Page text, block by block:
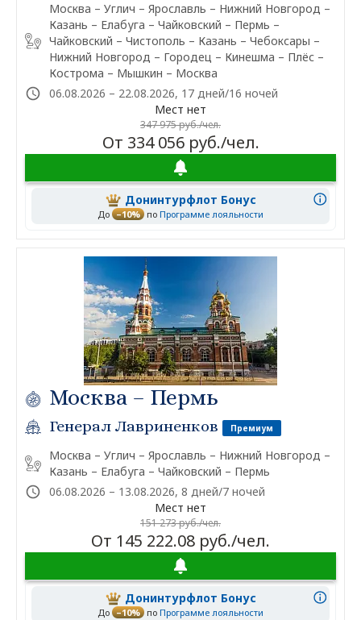
Москва – Углич – Ярославль – Нижний Новгород –
Казань – Елабуга – Чайковский – Пермь –
Чайковский – Чистополь – Казань – Чебоксары –
Нижний Новгород – Городец – Кинешма – Плёс –
Кострома – Мышкин – Москва
06.08.2026 – 22.08.2026, 17 дней/16 ночей
Мест нет
347 975 руб./чел.
От 334 056 руб./чел.
Донинтурфлот Бонус
До –10% по Программе лояльности
Москва – Пермь
Генерал Лавриненков Премиум
Москва – Углич – Ярославль – Нижний Новгород –
Казань – Елабуга – Чайковский – Пермь
06.08.2026 – 13.08.2026, 8 дней/7 ночей
Мест нет
151 273 руб./чел.
От 145 222.08 руб./чел.
Донинтурфлот Бонус
До –10% по Программе лояльности